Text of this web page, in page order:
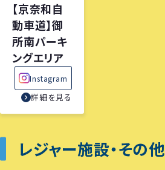
【京奈和自
動車道】御
所南パーキ
ングエリア
Instagram
詳細を見る
レジャー施設・その他